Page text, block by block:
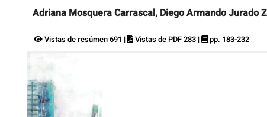
Adriana Mosquera Carrascal, Diego Armando Jurado
Vistas de resúmen 691 | Vistas de PDF 283 | pp. 183-232